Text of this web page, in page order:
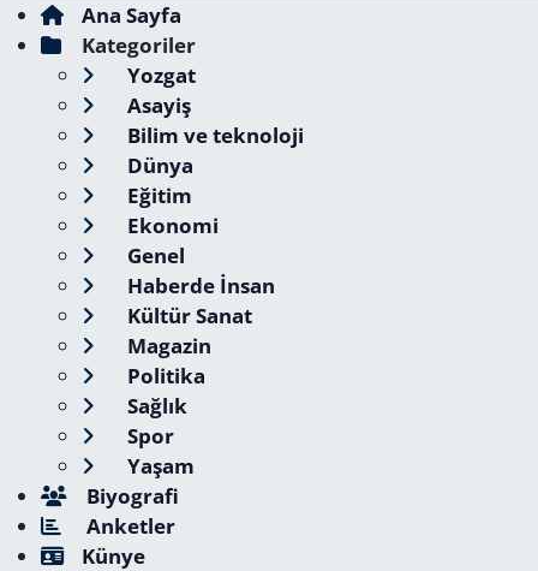
Ana Sayfa
Kategoriler
Yozgat
Asayiş
Bilim ve teknoloji
Dünya
Eğitim
Ekonomi
Genel
Haberde İnsan
Kültür Sanat
Magazin
Politika
Sağlık
Spor
Yaşam
Biyografi
Anketler
Künye